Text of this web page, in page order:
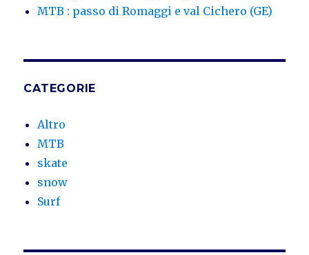
MTB : passo di Romaggi e val Cichero (GE)
CATEGORIE
Altro
MTB
skate
snow
Surf